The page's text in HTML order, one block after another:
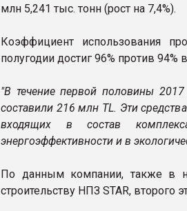
млн 5,241 тыс. тонн (рост на 7,4%).
Коэффициент использования
полугодии достиг 96% против
"В течение первой половины
составили 216 млн TL. Эти
входящих в состав
энергоэффективности и в
По данным компании, также в
строительству НПЗ STAR, второго